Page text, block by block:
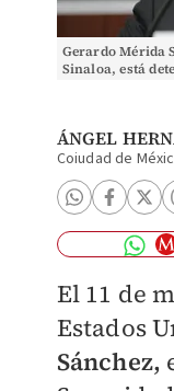
Gerardo Mérida
Sinaloa, está
ÁNGEL
Coiudad de
El 11 de
Estados
Sánchez,